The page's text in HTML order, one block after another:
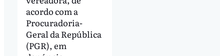
acordo com a
Procuradoria-
Geral da República
(PGR), em